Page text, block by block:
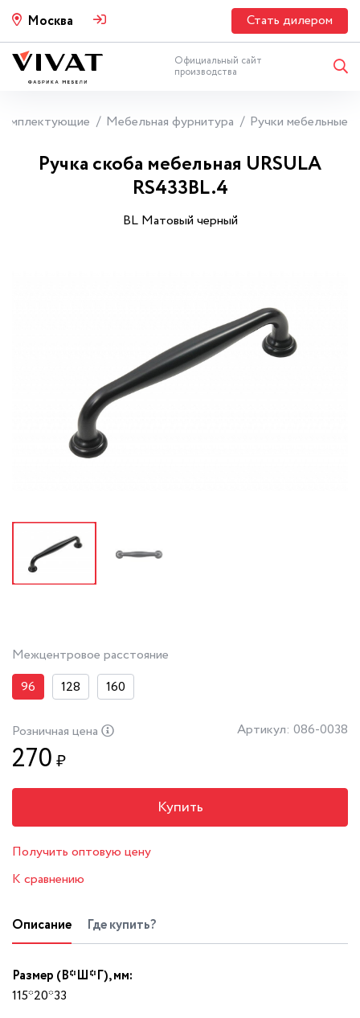
Москва Стать дилером
Официальный сайт
производства
Мебельная фурнитура Ручки мебельные
Ручка скоба мебельная URSULA
RS433BL.4
BL Матовый черный
Межцентровое расстояние
96
128 160
Розничная цена
270 ₽
Артикул: 086-0038
Купить
Получить оптовую цену
К сравнению
Описание Где купить?
Размер (В*Ш*Г), мм:
115*20*33